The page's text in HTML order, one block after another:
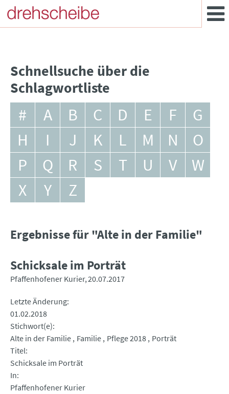
Schnellsuche über die
Schlagwortliste
# A B C D E F
G
H
I J K L M N
O
P
Q R S T U V
W
X
Y Z
Ergebnisse für "Alte in der Familie"
Schicksale im Porträt
Pfaffenhofener Kurier 20.07.2017
Letzte Änderung
01.02.2018
Stichwort(e)
Alte in der Familie Familie Pflege 2018 Porträt
Titel
Schicksale im Porträt
In
Pfaffenhofener Kurier